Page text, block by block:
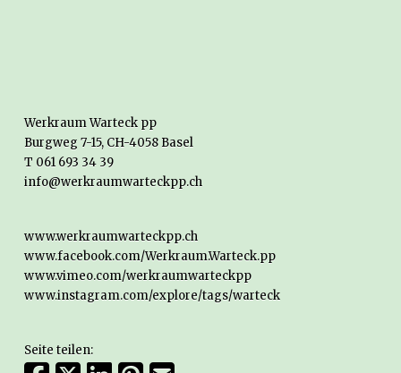
Werkraum Warteck pp
Burgweg 7-15, CH-4058 Basel
T 061 693 34 39
info@werkraumwarteckpp.ch
www.werkraumwarteckpp.ch
www.facebook.com/Werkraum.Warteck.pp
www.vimeo.com/werkraumwarteckpp
www.instagram.com/explore/tags/warteck
Seite teilen: